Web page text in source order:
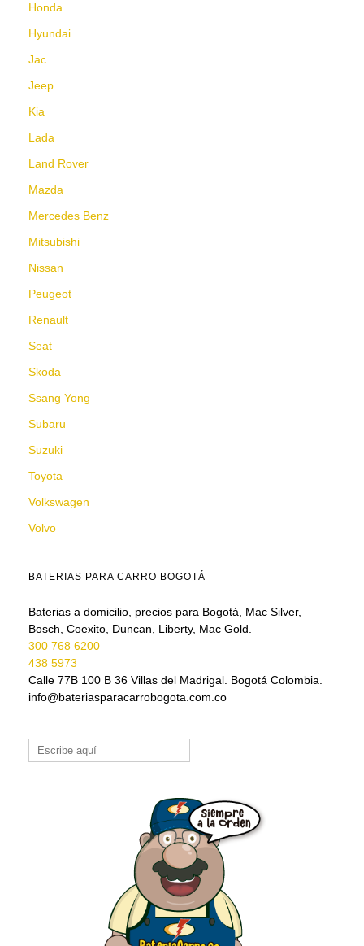
Honda
Hyundai
Jac
Jeep
Kia
Lada
Land Rover
Mazda
Mercedes Benz
Mitsubishi
Nissan
Peugeot
Renault
Seat
Skoda
Ssang Yong
Subaru
Suzuki
Toyota
Volkswagen
Volvo
BATERIAS PARA CARRO BOGOTÁ
Baterias a domicilio, precios para Bogotá, Mac Silver,
Bosch, Coexito, Duncan, Liberty, Mac Gold.
300 768 6200
438 5973
Calle 77B 100 B 36 Villas del Madrigal. Bogotá Colombia.
info@bateriasparacarrobogota.com.co
Buscar: